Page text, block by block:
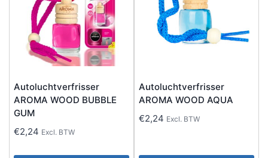
Autoluchtverfrisser
AROMA WOOD BUBBLE
GUM
€2,24 Excl. BTW
Autoluchtverfrisser
AROMA WOOD AQUA
€2,24 Excl. BTW